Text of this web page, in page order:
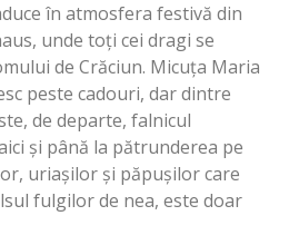
în atmosfera festivă din
unde toți cei dragi se
de Crăciun. Micuța Maria
peste cadouri, dar dintre
de departe, falnicul
și până la pătrunderea pe
uriașilor și păpușilor care
fulgilor de nea, este doar